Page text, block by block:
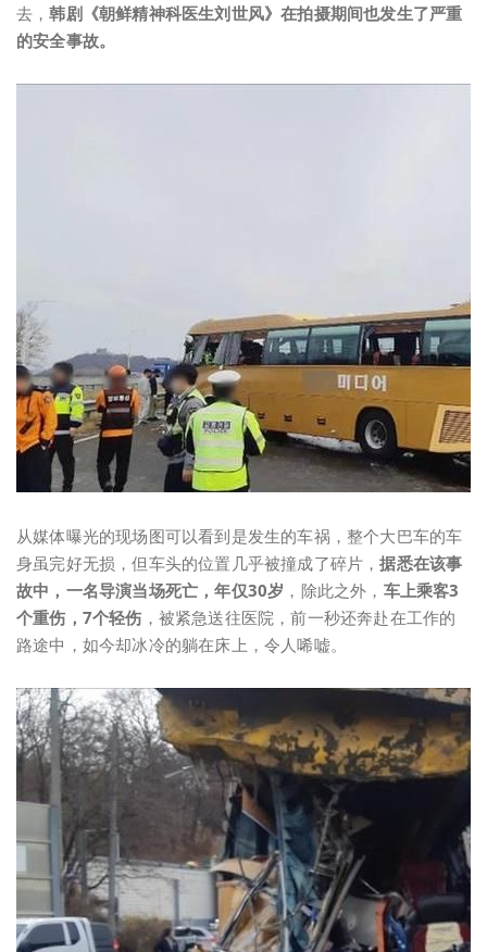
去，韩剧《朝鲜精神科医生刘世风》在拍摄期间也发生了严重
的安全事故。
从媒体曝光的现场图可以看到是发生的车祸，整个大巴车的车
身虽完好无损，但车头的位置几乎被撞成了碎片，据悉在该事
故中，一名导演当场死亡，年仅30岁 ，除此之外， 车上乘客3
个重伤，7个轻伤 ，被紧急送往医院，前一秒还奔赴在工作的
路途中，如今却冰冷的躺在床上，令人唏嘘。